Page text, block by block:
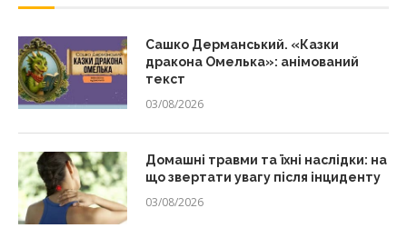
Сашко Дерманський. «Казки
дракона Омелька»: анімований
текст
03/08/2026
Домашні травми та їхні наслідки: на
що звертати увагу після інциденту
03/08/2026